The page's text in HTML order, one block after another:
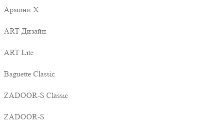
Армони X
ART Дизайн
ART Lite
Baguette Classic
ZADOOR-S Classic
ZADOOR-S